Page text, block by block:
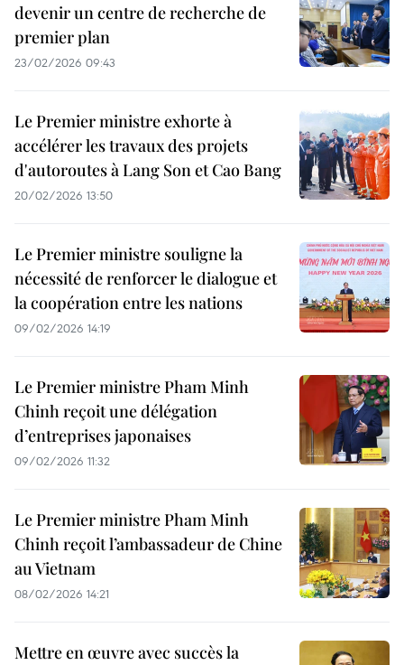
devenir un centre de recherche de
premier plan
23/02/2026 09:43
Le Premier ministre exhorte à
accélérer les travaux des projets
d'autoroutes à Lang Son et Cao Bang
20/02/2026 13:50
Le Premier ministre souligne la
nécessité de renforcer le dialogue et
la coopération entre les nations
09/02/2026 14:19
Le Premier ministre Pham Minh
Chinh reçoit une délégation
d’entreprises japonaises
09/02/2026 11:32
Le Premier ministre Pham Minh
Chinh reçoit l’ambassadeur de Chine
au Vietnam
08/02/2026 14:21
Mettre en œuvre avec succès la